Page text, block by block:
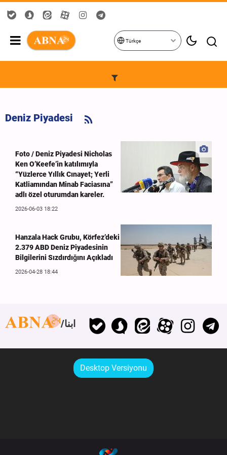
Türkçe
Deniz Piyadesi
Foto / Deniz Piyadesi Nicholas
Ken O’Keefe’in katılımıyla
“Yüzlerce Yıllık Cınayet; Yerli
Katliamından Minab Faciasına”
adlı özel oturumdan kareler.
2026-06-03 18:22
Hanzala Hack Grubu, Körfez’deki
2.379 ABD Deniz Piyadesinin
Bilgilerini Sızdırdığını Açıkladı
2026-04-28 18:44
ابنا
Desktop Versiyonu